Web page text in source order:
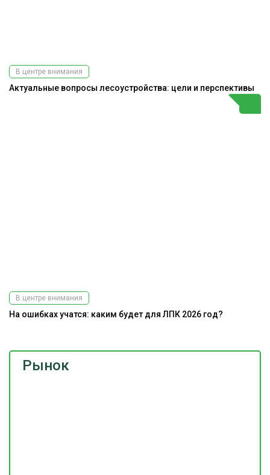
Рынок
В центре внимания
Актуальные вопросы лесоустройства: цели и перспективы
В центре внимания
На ошибках учатся: каким будет для ЛПК 2026 год?